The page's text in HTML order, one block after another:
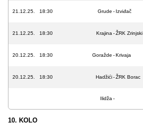
21.12.25. 18:30 Grude - Izviđač
21.12.25. 18:30 Krajina -ŽRK Zrinjski
20.12.25. 18:30 Goražde -Krivaja
20.12.25. 18:30 Hadžići-ŽRK Borac
Ilidža -
10. KOLO